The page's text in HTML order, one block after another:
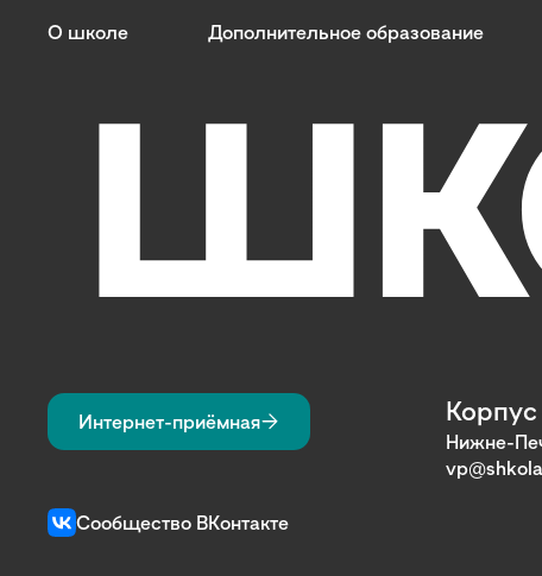
О школе Дополнительное образование
Интернет-приёмная
Нижне-
Сообщество ВКонтакте